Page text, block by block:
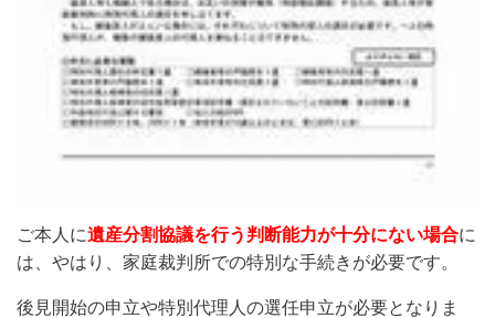
ご本人に遺産分割協議を行う判断能力が十分にない場合に
は、やはり、家庭裁判所での特別な手続きが必要です。
後見開始の申立や特別代理人の選任申立が必要となりま